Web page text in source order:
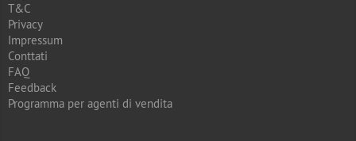
T&C
Privacy
Impressum
Conttati
FAQ
Feedback
Programma per agenti di vendita